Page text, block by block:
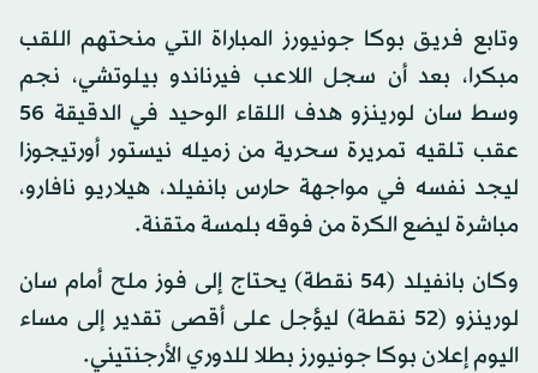
وتابع فريق بوكا جونيورز المباراة التي منحتهم اللقب
مبكرا، بعد أن سجل اللاعب فيرناندو بيلوتشي، نجم
وسط سان لورينزو هدف اللقاء الوحيد في الدقيقة 56
عقب تلقيه تمريرة سحرية من زميله نيستور أورتيجوزا
ليجد نفسه في مواجهة حارس بانفيلد، هيلاريو نافارو،
مباشرة ليضع الكرة من فوقه بلمسة متقنة.
وكان بانفيلد (54 نقطة) يحتاج إلى فوز ملح أمام سان
لورينزو (52 نقطة) ليؤجل على أقصى تقدير إلى مساء
اليوم إعلان بوكا جونيورز بطلا للدوري الأرجنتيني.